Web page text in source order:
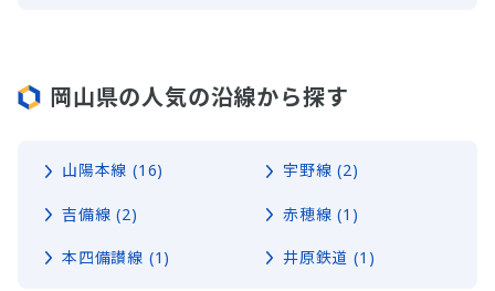
岡山県の人気の沿線から探す
山陽本線 (16) 宇野線 (2)
吉備線 (2) 赤穂線 (1)
本四備讃線 (1) 井原鉄道 (1)